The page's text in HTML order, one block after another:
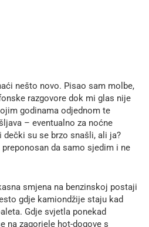
nešto novo. Pisao sam molbe,
razgovore dok mi glas nije
godinama odjednom te
– eventualno za noćne
su se brzo snašli, ali ja?
da samo sjedim i ne
smjena na benzinskoj postaji
gdje kamiondžije staju kad
Gdje svjetla ponekad
na zagorjele hot-dogove s